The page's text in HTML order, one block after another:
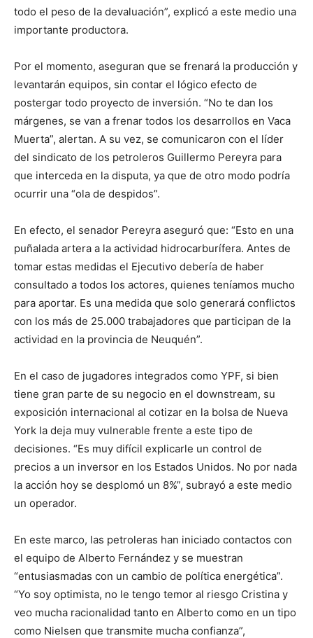
todo el peso de la devaluación”, explicó a este medio una
importante productora.
Por el momento, aseguran que se frenará la producción y
levantarán equipos, sin contar el lógico efecto de
postergar todo proyecto de inversión. “No te dan los
márgenes, se van a frenar todos los desarrollos en Vaca
Muerta”, alertan. A su vez, se comunicaron con el líder
del sindicato de los petroleros Guillermo Pereyra para
que interceda en la disputa, ya que de otro modo podría
ocurrir una “ola de despidos”.
En efecto, el senador Pereyra aseguró que: “Esto en una
puñalada artera a la actividad hidrocarburífera. Antes de
tomar estas medidas el Ejecutivo debería de haber
consultado a todos los actores, quienes teníamos mucho
para aportar. Es una medida que solo generará conflictos
con los más de 25.000 trabajadores que participan de la
actividad en la provincia de Neuquén”.
En el caso de jugadores integrados como YPF, si bien
tiene gran parte de su negocio en el downstream, su
exposición internacional al cotizar en la bolsa de Nueva
York la deja muy vulnerable frente a este tipo de
decisiones. “Es muy difícil explicarle un control de
precios a un inversor en los Estados Unidos. No por nada
la acción hoy se desplomó un 8%”, subrayó a este medio
un operador.
En este marco, las petroleras han iniciado contactos con
el equipo de Alberto Fernández y se muestran
“entusiasmadas con un cambio de política energética”.
“Yo soy optimista, no le tengo temor al riesgo Cristina y
veo mucha racionalidad tanto en Alberto como en un tipo
como Nielsen que transmite mucha confianza”,